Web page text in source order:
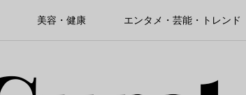
美容・健康 エンタメ・芸能・トレンド